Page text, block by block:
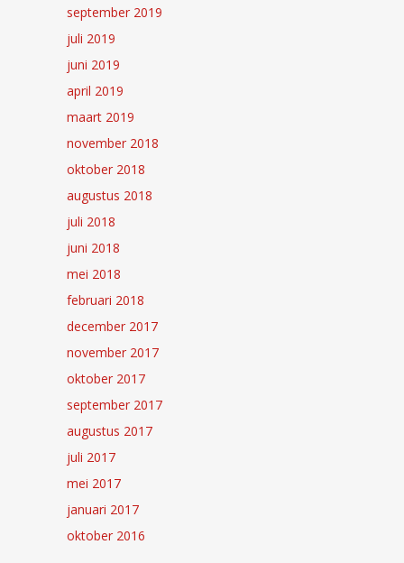
september 2019
juli 2019
juni 2019
april 2019
maart 2019
november 2018
oktober 2018
augustus 2018
juli 2018
juni 2018
mei 2018
februari 2018
december 2017
november 2017
oktober 2017
september 2017
augustus 2017
juli 2017
mei 2017
januari 2017
oktober 2016